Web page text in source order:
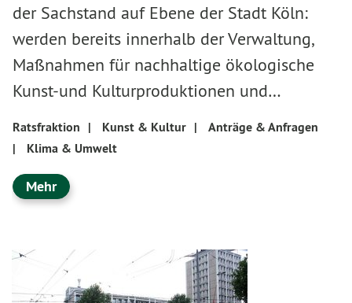
der Sachstand auf Ebene der Stadt Köln:
werden bereits innerhalb der Verwaltung,
Maßnahmen für nachhaltige ökologische
Kunst-und Kulturproduktionen und…
Ratsfraktion | Kunst & Kultur |
Anträge & Anfragen
|
Klima & Umwelt
Mehr